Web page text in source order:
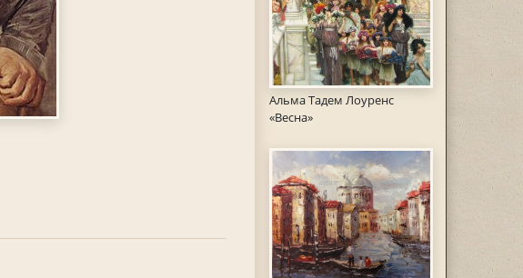
Альма Тадем Лоуренс
«Весна»